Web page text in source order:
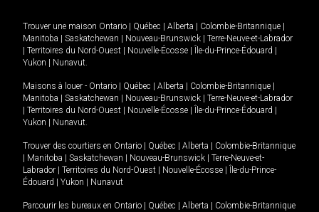
Trouver une maison Ontario Québec Alberta Colombie-Britannique
Manitoba
Saskatchewan Nouveau-Brunswick
Terre-Neuve-et-Labrador
Territoires du Nord-Ouest Nouvelle-Écosse Île-du-Prince-Édouard
Yukon
Nunavut.
Maisons à louer - Ontario Québec Alberta Colombie-Britannique
Manitoba
Saskatchewan Nouveau-Brunswick
Terre-Neuve-et-Labrador
Territoires du Nord-Ouest Nouvelle-Écosse Île-du-Prince-Édouard
Yukon
Nunavut.
Trouver des courtiers en Ontario Québec Alberta
Colombie-Britannique
Manitoba Saskatchewan Nouveau-Brunswick
Terre-Neuve-et-
Labrador
Territoires du Nord-Ouest Nouvelle-Écosse
Île-du-Prince-
Édouard
Yukon Nunavut
Parcourir les bureaux en Ontario Québec Alberta
Colombie-Britannique